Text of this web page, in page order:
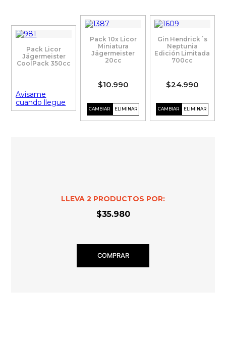
Pack Licor
Jägermeister
CoolPack 350cc
Avisame
cuando llegue
Gin Hendrick´s
Neptunia
Edición Limitada
700cc
$24.990
Pack 10x Licor
Miniatura
Jägermeister
20cc
$10.990
LLEVA 2 PRODUCTOS POR:
$35.980
COMPRAR